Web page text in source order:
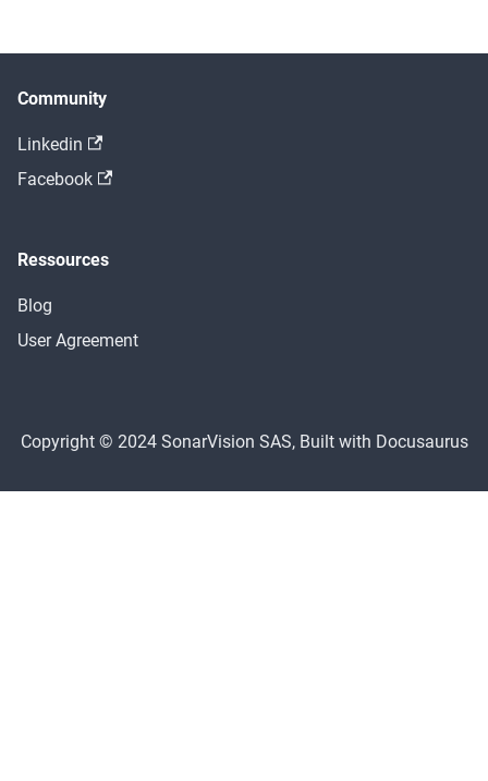
Community
Linkedin
Facebook
Ressources
Blog
User Agreement
Copyright © 2024 SonarVision SAS, Built with Docusaurus